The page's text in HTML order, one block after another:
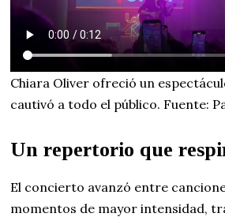
Chiara Oliver ofreció un
cautivó a todo el público. Fuente:
Un repertorio que
El concierto avanzó entre
momentos de mayor intensidad,